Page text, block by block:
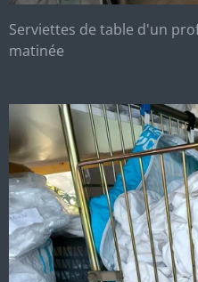
Serviettes de table d'un
matinée